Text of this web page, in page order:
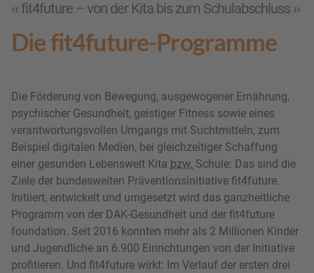
‹‹ fit4future – von der Kita bis zum Schulabschluss ››
Die fit4future-Programme
Die Förderung von Bewegung, ausgewogener Ernährung,
psychischer Gesundheit, geistiger Fitness sowie eines
verantwortungsvollen Umgangs mit Suchtmitteln, zum
Beispiel digitalen Medien, bei gleichzeitiger Schaffung
einer gesunden Lebenswelt Kita bzw. Schule: Das sind die
Ziele der bundesweiten Präventionsinitiative fit4future.
Initiiert, entwickelt und umgesetzt wird das ganzheitliche
Programm von der DAK-Gesundheit und der fit4future
foundation. Seit 2016 konnten mehr als 2 Millionen Kinder
und Jugendliche an 6.900 Einrichtungen von der Initiative
profitieren. Und fit4future wirkt: Im Verlauf der ersten drei